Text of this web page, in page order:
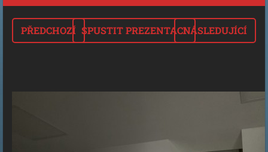
PŘEDCHOZÍ SPUSTIT PREZENTACINÁSLEDUJÍCÍ